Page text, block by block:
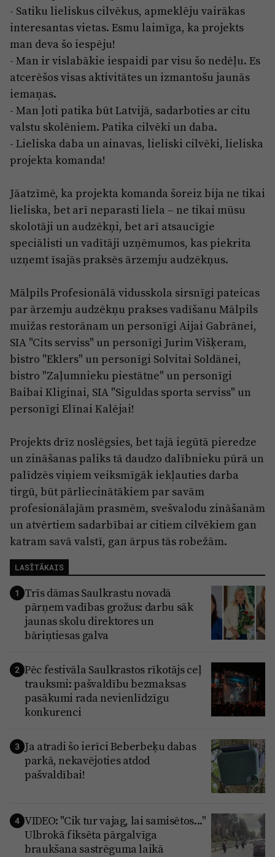
- Satiku lieliskus cilvēkus, apmeklēju vairākas
interesantas vietas. Esmu laimīga, ka projekts
man deva šo iespēju!
- Man ir vislabākie iespaidi par visu šo nedēļu. Es
atcerēšos visas aktivitātes un izmantošu jaunās
iemaņas.
- Man ļoti patika būt Latvijā, sadarboties ar citu
valstu skolēniem. Patika cilvēki un daba.
- Lieliska daba un ainavas, lieliski cilvēki, lieliska
projekta komanda!
Jāatzīmē, ka projekta komanda šoreiz bija ne tikai
lieliska, bet arī neparasti liela – ne tikai mūsu
skolotāji un audzēkņi, bet arī atsaucīgie
speciālisti un vadītāji uzņēmumos, kas piekrita
uzņemt īsajās praksēs ārzemju audzēkņus.
Mālpils Profesionālā vidusskola sirsnīgi pateicas
par ārzemju audzēkņu prakses vadīšanu Mālpils
muižas restorānam un personīgi Aijai Gabrānei,
SIA "Cits serviss" un personīgi Jurim Višķeram,
bistro "Eklers" un personīgi Solvitai Soldānei,
bistro "Zaļumnieku piestātne" un personīgi
Baibai Kliginai, SIA "Siguldas sporta serviss" un
personīgi Elīnai Kalējai!
Projekts drīz noslēgsies, bet tajā iegūtā pieredze
un zināšanas paliks tā daudzo dalībnieku pūrā un
palīdzēs viņiem veiksmīgāk iekļauties darba
tirgū, būt pārliecinātākiem par savām
profesionālajām prasmēm, svešvalodu zināšanām
un atvērtiem sadarbībai ar citiem cilvēkiem gan
katram savā valstī, gan ārpus tās robežām.
LASĪTĀKAIS
1 Trīs dāmas Saulkrastu novadā
pārņem vadības grožus: darbu sāk
jaunas skolu direktores un
bāriņtiesas galva
2 Pēc festivāla Saulkrastos rīkotājs ceļ
trauksmi: pašvaldību bezmaksas
pasākumi rada nevienlīdzīgu
konkurenci
3 Ja atradi šo ierīci Beberbeķu dabas
parkā, nekavējoties atdod
pašvaldībai!
4 VIDEO: "Cik tur vajag, lai samisētos..."
Ulbrokā fiksēta pārgalvīga
braukšana sastrēguma laikā